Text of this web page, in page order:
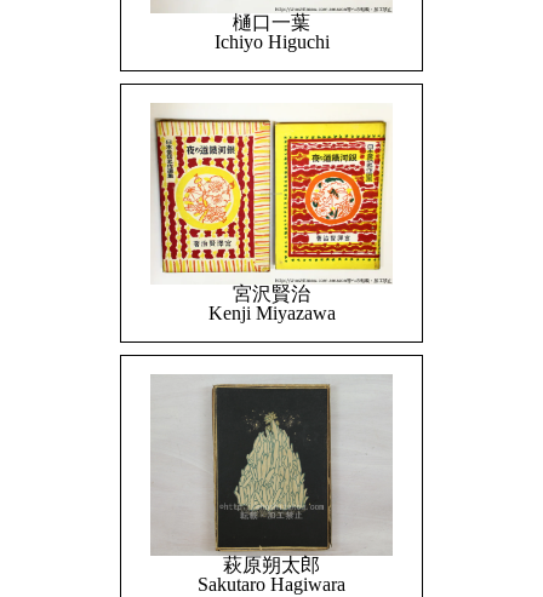
樋口一葉
Ichiyo Higuchi
宮沢賢治
Kenji Miyazawa
萩原朔太郎
Sakutaro Hagiwara